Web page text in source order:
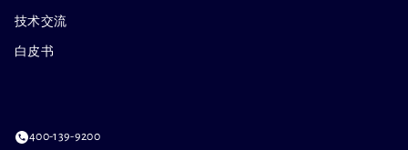
技术交流
白皮书
400-139-9200